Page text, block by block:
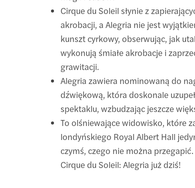
Cirque du Soleil słynie z
akrobacji, a Alegria nie jest
kunszt cyrkowy, obserwując, jak
wykonują śmiałe akrobacje i
grawitacji.
Alegria zawiera nominowaną do
dźwiękową, która doskonale
spektaklu, wzbudzając jeszcze
To olśniewające widowisko, które
londyńskiego Royal Albert Hall
czymś, czego nie można
Cirque du Soleil: Alegria już dziś!